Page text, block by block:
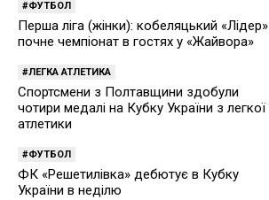
ФУТБОЛ
Перша ліга (жінки): кобеляцький «Лідер»
почне чемпіонат в гостях у «Жайвора»
ЛЕГКА АТЛЕТИКА
Спортсмени з Полтавщини здобули
чотири медалі на Кубку України з легкої
атлетики
ФУТБОЛ
ФК «Решетилівка» дебютує в Кубку
України в неділю